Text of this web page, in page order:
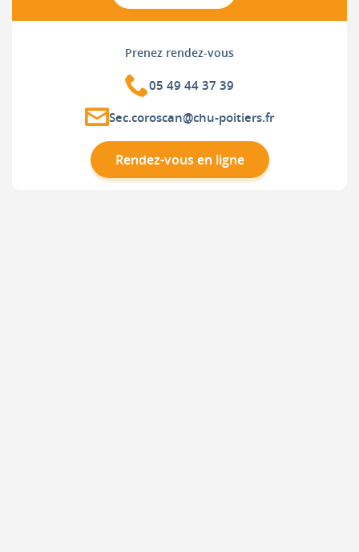
Prenez rendez-vous
05 49 44 37 39
Sec.coroscan@chu-poitiers.fr
Rendez-vous en ligne